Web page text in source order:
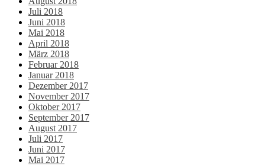
Juli 2018
Juni 2018
Mai 2018
April 2018
März 2018
Februar 2018
Januar 2018
Dezember 2017
November 2017
Oktober 2017
September 2017
August 2017
Juli 2017
Juni 2017
Mai 2017